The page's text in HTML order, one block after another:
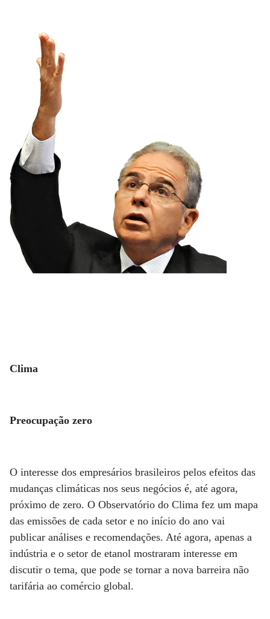
Clima
Preocupação zero
O interesse dos empresários brasileiros pelos efeitos das
mudanças climáticas nos seus negócios é, até agora,
próximo de zero. O Observatório do Clima fez um mapa
das emissões de cada setor e no início do ano vai
publicar análises e recomendações. Até agora, apenas a
indústria e o setor de etanol mostraram interesse em
discutir o tema, que pode se tornar a nova barreira não
tarifária ao comércio global.